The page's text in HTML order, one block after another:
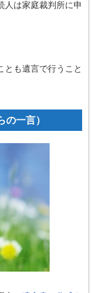
人は家庭裁判所に申
とも遺言で行うこと
一言）